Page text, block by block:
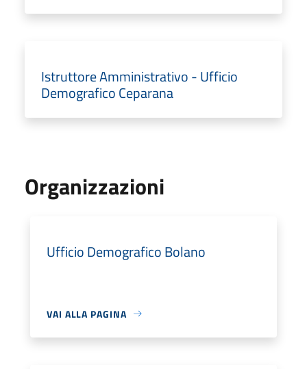
Istruttore Amministrativo - Ufficio
Demografico Ceparana
Organizzazioni
Ufficio Demografico Bolano
VAI ALLA PAGINA